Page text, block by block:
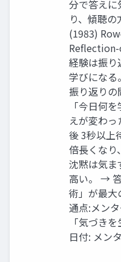
分で答え
り、傾聴
(1983)
経験は振り
学びになる
振り返り
「今日何
えが変わ
後 3秒以上
倍長くなり
沈黙は気ま
高い。 →
術」が最大
通点:メン
「気づき
日付: メン